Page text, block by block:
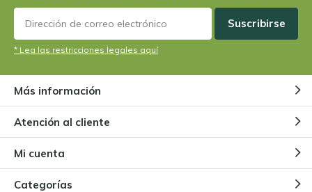
Suscribirse
* Lea las restricciones legales aquí
Más información
Atención al cliente
Mi cuenta
Categorías